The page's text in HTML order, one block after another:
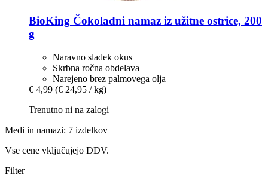
BioKing Čokoladni namaz iz užitne ostrice, 200
g
Naravno sladek okus
Skrbna ročna obdelava
Narejeno brez palmovega olja
€ 4,99 (€ 24,95 / kg)
Trenutno ni na zalogi
Medi in namazi: 7 izdelkov
Vse cene vključujejo DDV.
Filter